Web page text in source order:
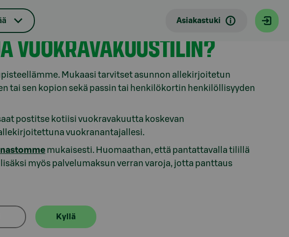
Asiakastuki
VUOKRAVAKUUSTILIN?
Mukaasi tarvitset asunnon allekirjoitetun
tai sen kopion sekä passin tai henkilökortin henkilöllisyyden
postitse kotiisi vuokravakuutta koskevan
vuokranantajallesi.
mukaisesti. Huomaathan, että pantattavalla tilillä
myös palvelumaksun verran varoja, jotta panttaus
Kyllä